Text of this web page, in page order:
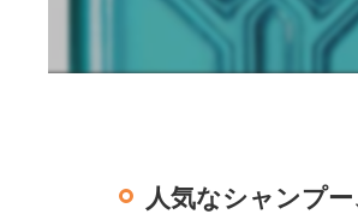
人気なシャンプ